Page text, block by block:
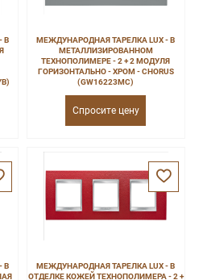
В
МЕЖДУНАРОДНАЯ ТАРЕЛКА LUX - В
МЕТАЛЛИЗИРОВАННОМ
ТЕХНОПОЛИМЕРЕ - 2 + 2 МОДУЛЯ
ГОРИЗОНТАЛЬНО - ХРОМ - CHORUS
(GW16223MC)
Спросите цену
В
МЕЖДУНАРОДНАЯ ТАРЕЛКА LUX - В
ОТДЕЛКЕ КОЖЕЙ ТЕХНОПОЛИМЕРА - 2 +